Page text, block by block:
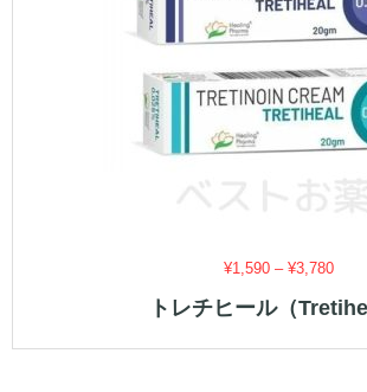
¥1,590 –¥3,780価
帯:
トレチヒール（